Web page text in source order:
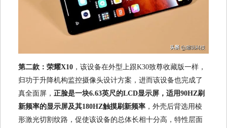
第二款：荣耀X10 ，该设备在外型上跟K30致尊收藏版一样，
归功于升降机构监控摄像头设计方案，进而该设备也完成了
真全面屏， 正脸是一块6.63英尺的LCD显示屏，适用90HZ刷
新频率的显示屏及其180HZ触摸刷新频率 ，外壳后背选用棱
形激光切割纹路，促使该设备的总体长相十分高，特性层面